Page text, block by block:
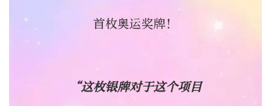
首枚奥运奖牌！
“这枚银牌对于这个项目